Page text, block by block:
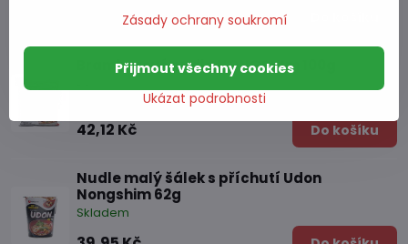
26,36 Kč
Bramborové nudle NONGSHIm 100g
42,12 Kč Do košíku
Nudle malý šálek s příchutí Udon
Nongshim 62g
Skladem
Zásady ochrany soukromí
Ukázat podrobnosti
Přijmout všechny cookies